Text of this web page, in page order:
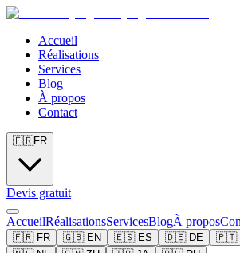
Accueil
Réalisations
Services
Blog
À propos
Contact
🇫🇷FR
Devis gratuit
AccueilRéalisationsServicesBlogÀ propos
🇫🇷 FR 🇬🇧 EN 🇪🇸 ES 🇩🇪 DE 🇵🇹